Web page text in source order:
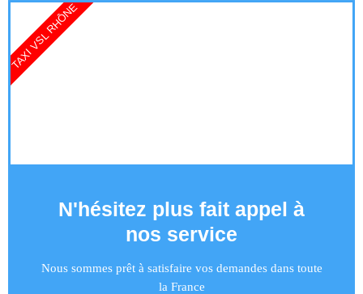
N'hésitez plus fait appel à
nos service
Nous sommes prêt à satisfaire vos demandes dans toute
la France
TAXI VSL RHÔNE